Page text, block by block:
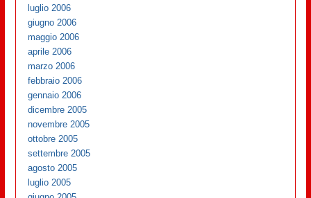
luglio 2006
giugno 2006
maggio 2006
aprile 2006
marzo 2006
febbraio 2006
gennaio 2006
dicembre 2005
novembre 2005
ottobre 2005
settembre 2005
agosto 2005
luglio 2005